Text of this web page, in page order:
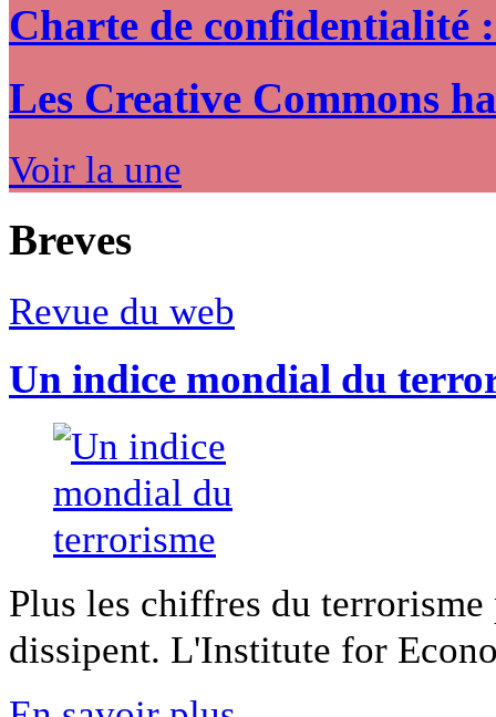
Charte de confidentialité
Les Creative Commons
Voir la une
Breves
Revue du web
Un indice mondial du
Plus les chiffres du
dissipent. L'Institute for